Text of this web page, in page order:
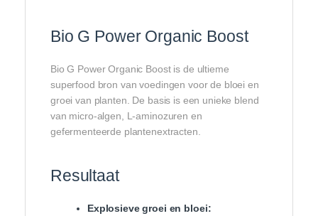
Bio G Power Organic Boost
Bio G Power Organic Boost is de ultieme
superfood bron van voedingen voor de bloei en
groei van planten. De basis is een unieke blend
van micro-algen, L-aminozuren en
gefermenteerde plantenextracten.
Resultaat
Explosieve groei en bloei: